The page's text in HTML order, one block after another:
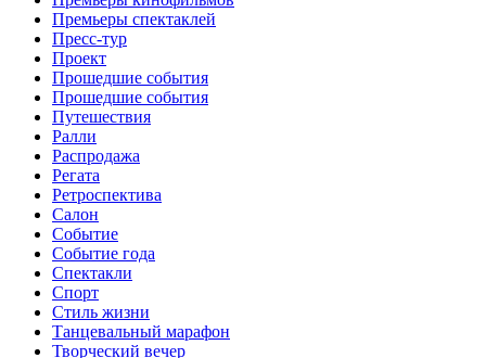
Премьеры спектаклей
Пресс-тур
Проект
Прошедшие события
Прошедшие события
Путешествия
Ралли
Распродажа
Регата
Ретроспектива
Салон
Событие
Событие года
Спектакли
Спорт
Стиль жизни
Танцевальный марафон
Творческий вечер